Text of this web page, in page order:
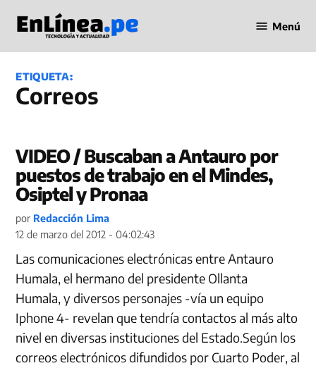
contenido
en Línea
Menú
ETIQUETA:
Correos
VIDEO / Buscaban a Antauro por
puestos de trabajo en el Mindes,
Osiptel y Pronaa
por Redacción Lima
12 de marzo del 2012 - 04:02:43
Las comunicaciones electrónicas entre Antauro
Humala, el hermano del presidente Ollanta
Humala, y diversos personajes -vía un equipo
Iphone 4- revelan que tendría contactos al más alto
nivel en diversas instituciones del Estado.Según los
correos electrónicos difundidos por Cuarto Poder, al